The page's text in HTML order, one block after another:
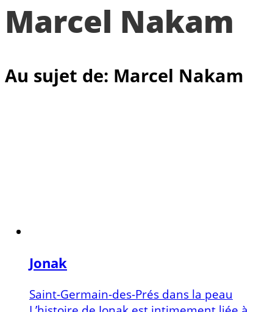
Marcel Nakam
Au sujet de: Marcel Nakam
Jonak
Saint-Germain-des-Prés dans la peau